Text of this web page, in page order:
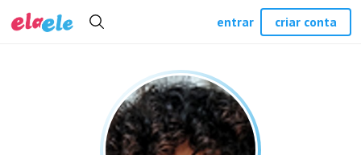
entrar criar conta